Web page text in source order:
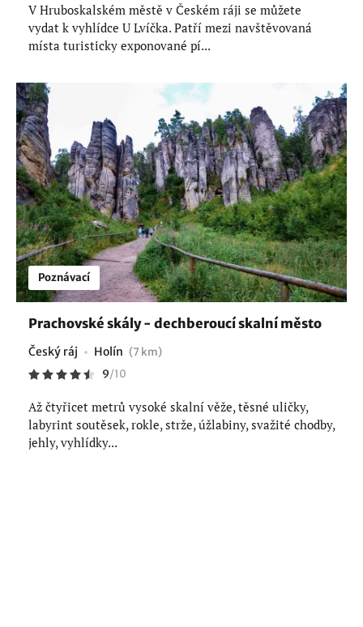
V Hruboskalském městě v Českém ráji se můžete
vydat k vyhlídce U Lvíčka. Patří mezi navštěvovaná
místa turisticky exponované pí...
Poznávací
Prachovské skály - dechberoucí skalní město
Český ráj Holín (7 km)
9/10
Až čtyřicet metrů vysoké skalní věže, těsné uličky,
labyrint soutěsek, rokle, strže, úžlabiny, svažité chodby,
jehly, vyhlídky...